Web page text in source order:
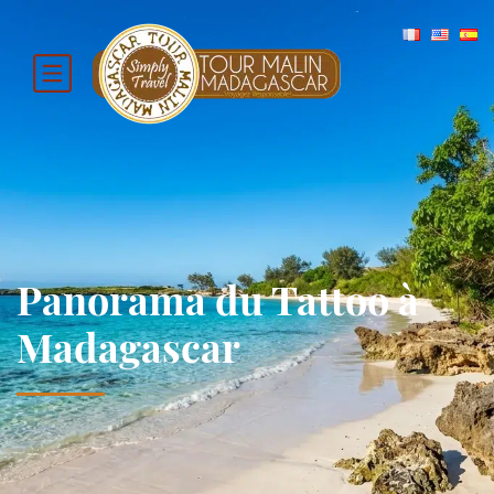
Panorama du Tattoo à
Madagascar